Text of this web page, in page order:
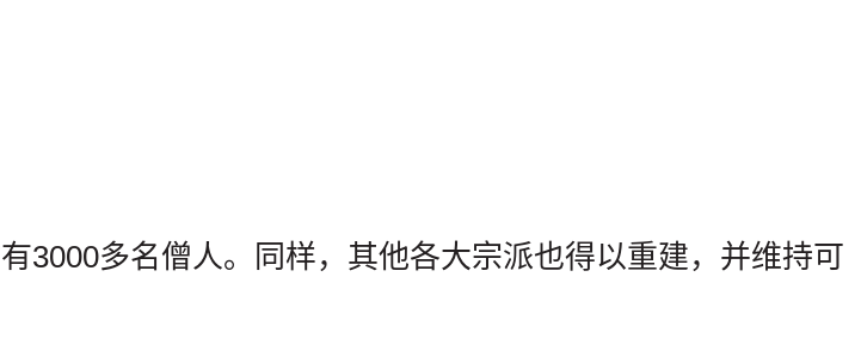
3000多名僧人。同样，其他各大宗派也得以重建，并维持可